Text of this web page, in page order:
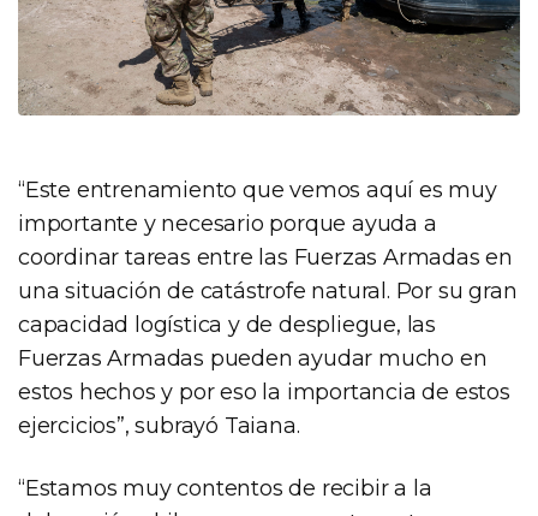
“Este entrenamiento que vemos aquí es muy
importante y necesario porque ayuda a
coordinar tareas entre las Fuerzas Armadas en
una situación de catástrofe natural. Por su gran
capacidad logística y de despliegue, las
Fuerzas Armadas pueden ayudar mucho en
estos hechos y por eso la importancia de estos
ejercicios”, subrayó Taiana.
“Estamos muy contentos de recibir a la